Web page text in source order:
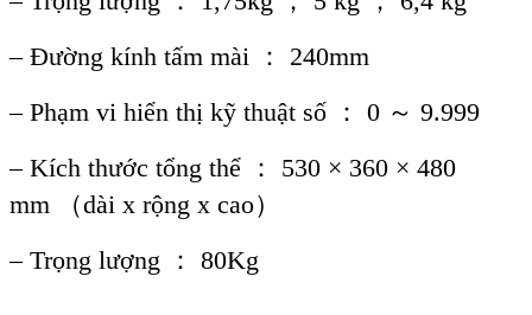
– Đường kính tấm mài ： 240mm
– Phạm vi hiển thị kỹ thuật số ： 0 ～ 9.999
– Kích thước tổng thể ： 530 × 360 × 480
mm （dài x rộng x cao）
– Trọng lượng ： 80Kg